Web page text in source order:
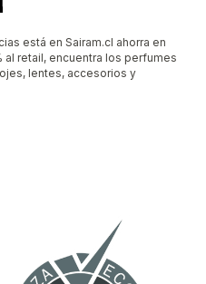
está en Sairam.cl ahorra en
al retail, encuentra los perfumes
lentes, accesorios y